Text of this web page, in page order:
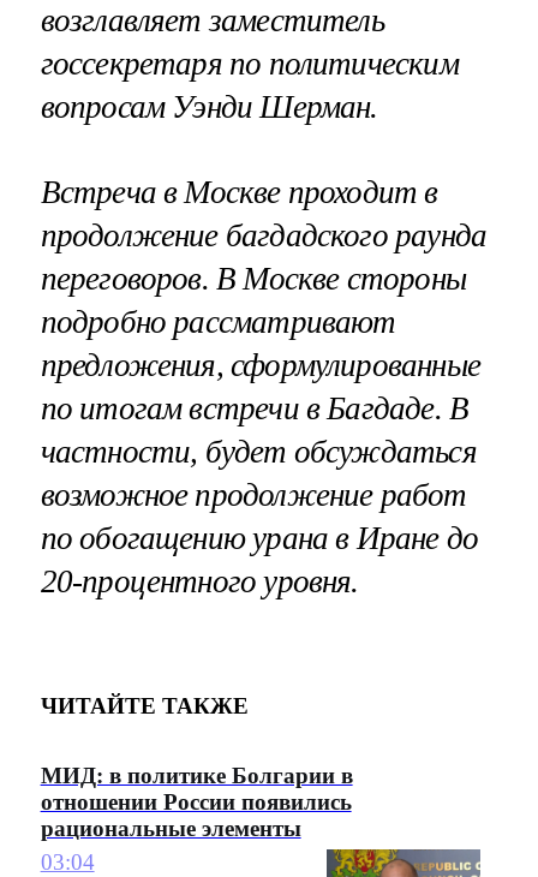
возглавляет заместитель
госсекретаря по политическим
вопросам Уэнди Шерман.
Встреча в Москве проходит в
продолжение багдадского раунда
переговоров. В Москве стороны
подробно рассматривают
предложения, сформулированные
по итогам встречи в Багдаде. В
частности, будет обсуждаться
возможное продолжение работ
по обогащению урана в Иране до
20-процентного уровня.
ЧИТАЙТЕ ТАКЖЕ
МИД: в политике Болгарии в
отношении России появились
рациональные элементы
03:04